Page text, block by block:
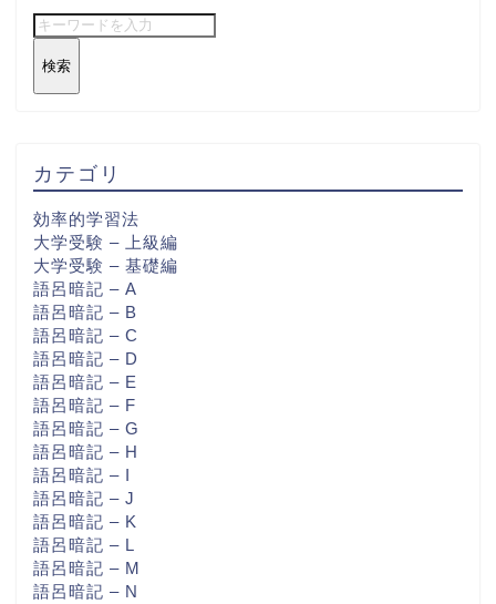
検索
カテゴリ
効率的学習法
大学受験 – 上級編
大学受験 – 基礎編
語呂暗記 – A
語呂暗記 – B
語呂暗記 – C
語呂暗記 – D
語呂暗記 – E
語呂暗記 – F
語呂暗記 – G
語呂暗記 – H
語呂暗記 – I
語呂暗記 – J
語呂暗記 – K
語呂暗記 – L
語呂暗記 – M
語呂暗記 – N